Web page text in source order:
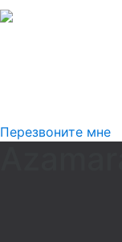
Перезвоните мне